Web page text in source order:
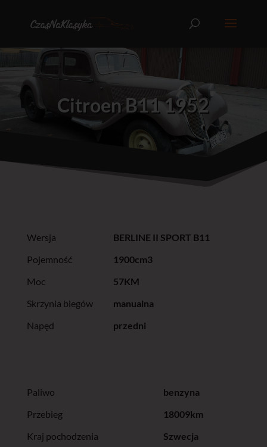
Citroen B11 1952
Wersja
BERLINE II SPORT B11
Pojemność
1900cm3
Moc
57KM
Skrzynia biegów
manualna
Napęd
przedni
Paliwo
benzyna
Przebieg
18009km
Kraj pochodzenia
Szwecja